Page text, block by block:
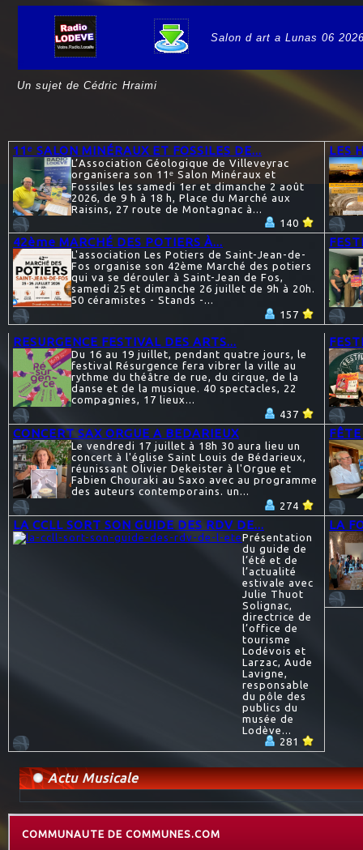
Salon d art a Lunas 06
Un sujet de Cédric Hraimi
11ᵉ SALON MINÉRAUX ET FOSSILES DE...
L’Association Géologique de Villeveyrac
organisera son 11ᵉ Salon Minéraux et
Fossiles les samedi 1er et dimanche 2 août
2026, de 9 h à 18 h, Place du Marché aux
Raisins, 27 route de Montagnac à...
140
LES
42ème MARCHÉ DES POTIERS À...
L'association Les Potiers de Saint-Jean-de-
Fos organise son 42ème Marché des potiers
qui va se dérouler à Saint-Jean de Fos,
samedi 25 et dimanche 26 juillet de 9h à 20h.
50 céramistes - Stands -...
157
RESURGENCE FESTIVAL DES ARTS...
Du 16 au 19 juillet, pendant quatre jours, le
festival Résurgence fera vibrer la ville au
rythme du théâtre de rue, du cirque, de la
danse et de la musique. 40 spectacles, 22
compagnies, 17 lieux...
437
CONCERT SAX ORGUE A BEDARIEUX
Le vendredi 17 juillet à 18h 30 aura lieu un
concert à l'église Saint Louis de Bédarieux,
réunissant Olivier Dekeister à l'Orgue et
Fabien Chouraki au Saxo avec au programme
des auteurs contemporains. un...
274
LA CCLL SORT SON GUIDE DES RDV DE...
Présentation
du guide de
l’été et de
l’actualité
estivale avec
Julie Thuot
Solignac,
directrice de
l’office de
tourisme
Lodévois et
Larzac, Aude
Lavigne,
responsable
du pôle des
publics du
musée de
Lodève...
281
LA
Actu Musicale
COMMUNAUTE DE COMMUNES.COM